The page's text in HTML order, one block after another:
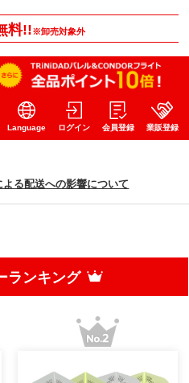
料!!※卸売対象外
Language ログイン 会員登録 業販登録
る配送への影響について
ランキング